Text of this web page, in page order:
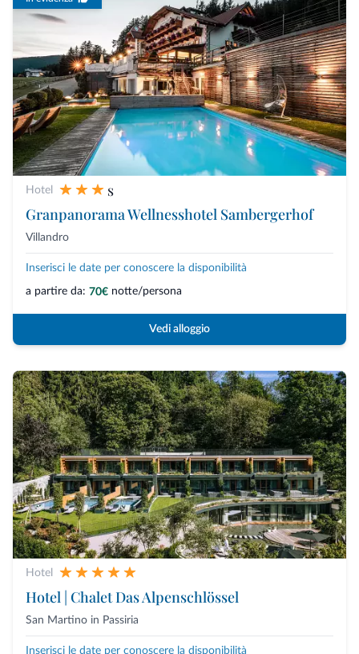
Hotel
s
Granpanorama Wellnesshotel Sambergerhof
Villandro
Inserisci le date per conoscere la disponibilità
a partire da: 70€ notte/persona
Vedi alloggio
Hotel
Hotel | Chalet Das Alpenschlössel
San Martino in Passiria
Inserisci le date per conoscere la disponibilità